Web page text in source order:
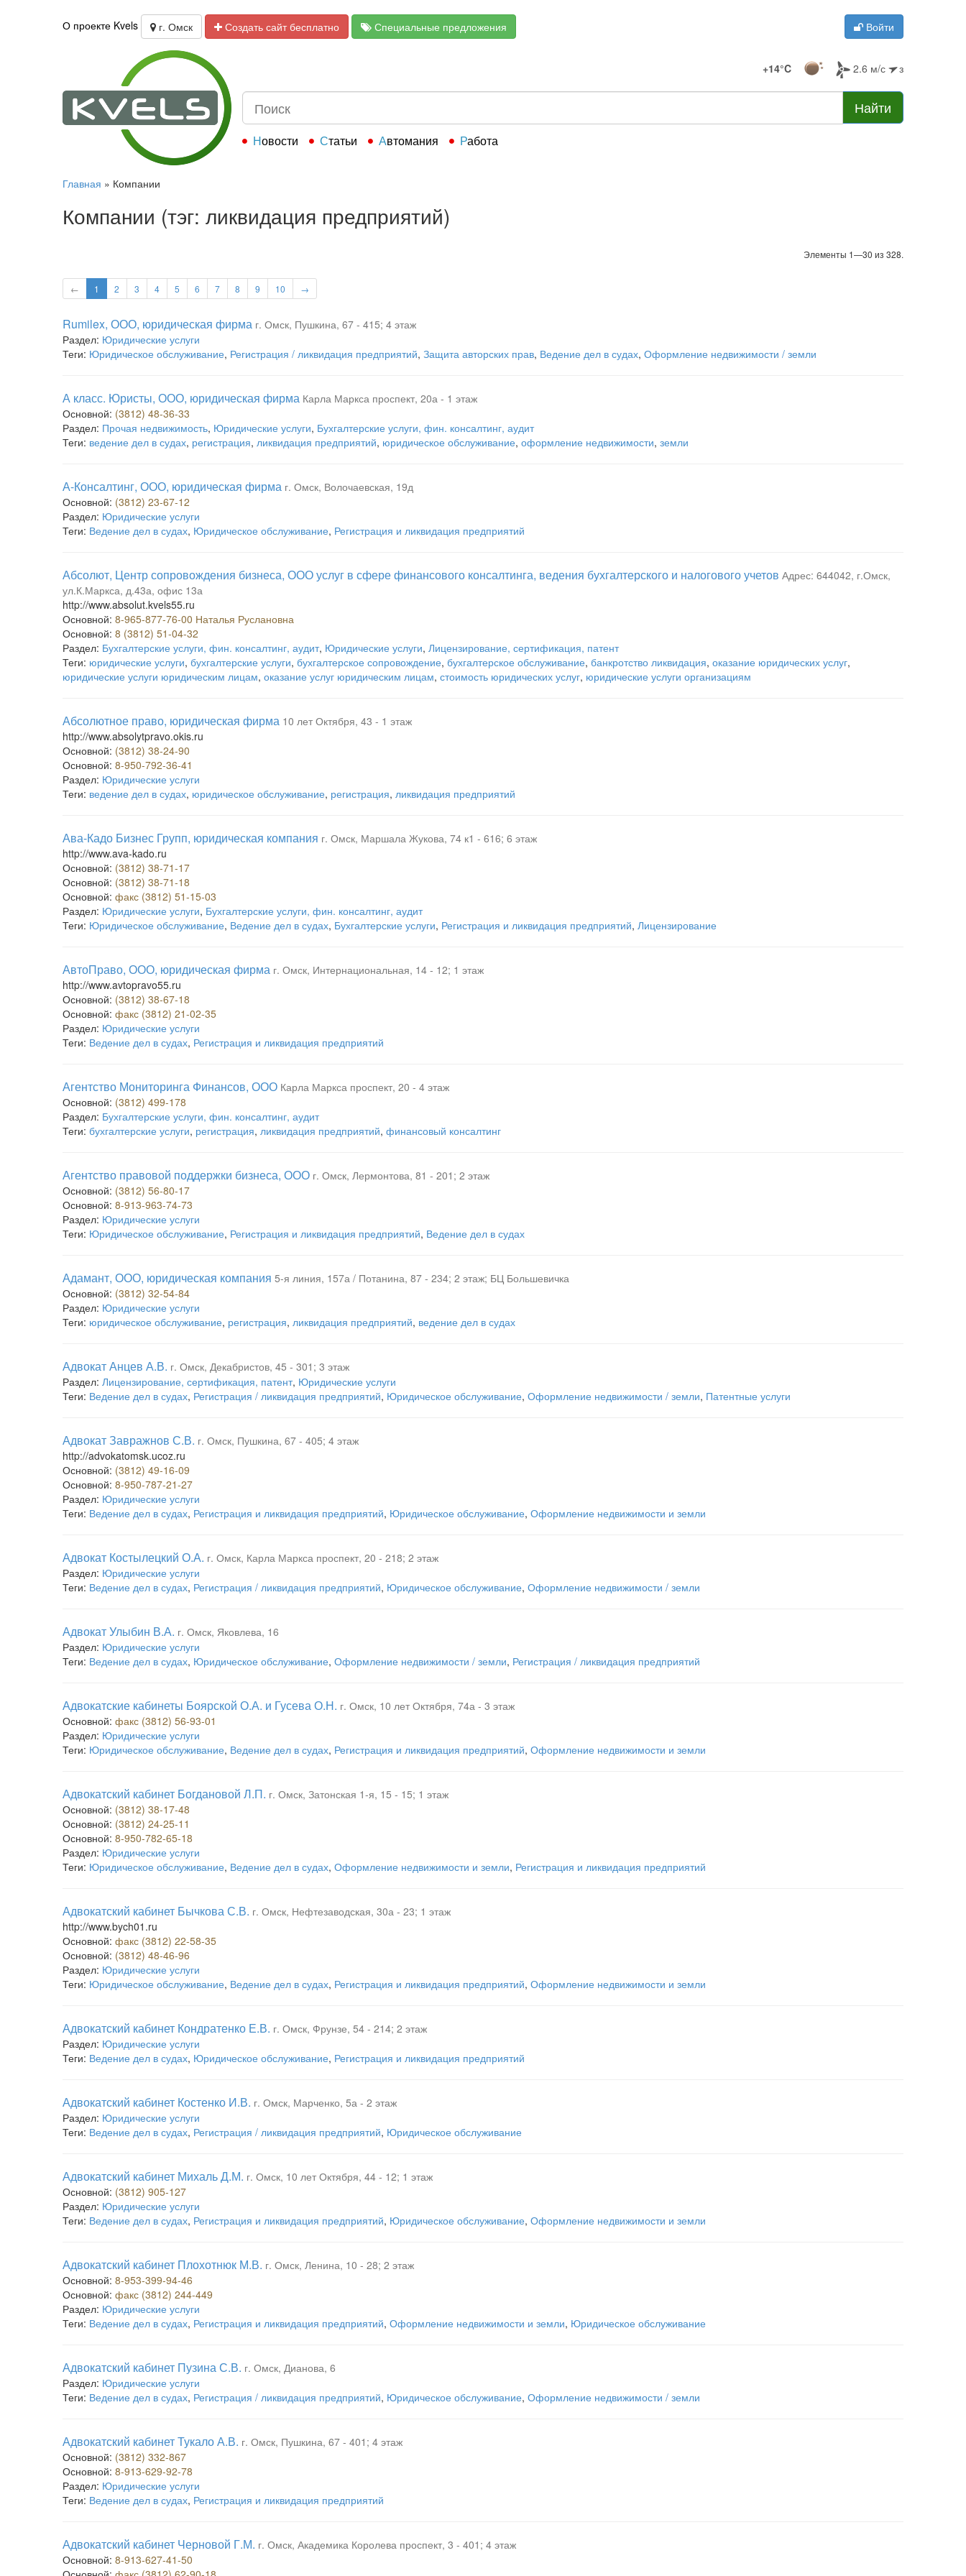
О проекте Kvels г. Омск Создать сайт бесплатно Специальные предложения Войти
+14°C 2.6 м/с з
Найти
Новости Статьи Автомания Работа
Главная » Компании
Компании (тэг: ликвидация предприятий)
Элементы 1—30 из 328.
← 1 2 3 4 5 6 7 8 9 10 →
Rumilex, ООО, юридическая фирма г. Омск, Пушкина, 67 - 415; 4 этаж
Раздел: Юридические услуги
Теги: Юридическое обслуживание, Регистрация / ликвидация предприятий, Защита авторских прав, Ведение дел в судах, Оформление недвижимости / земли
А класс. Юристы, ООО, юридическая фирма Карла Маркса проспект, 20а - 1 этаж
Основной: (3812) 48-36-33
Раздел: Прочая недвижимость, Юридические услуги, Бухгалтерские услуги, фин. консалтинг, аудит
Теги: ведение дел в судах, регистрация, ликвидация предприятий, юридическое обслуживание, оформление недвижимости, земли
А-Консалтинг, ООО, юридическая фирма г. Омск, Волочаевская, 19д
Основной: (3812) 23-67-12
Раздел: Юридические услуги
Теги: Ведение дел в судах, Юридическое обслуживание, Регистрация и ликвидация предприятий
Абсолют, Центр сопровождения бизнеса, ООО услуг в сфере финансового консалтинга, ведения бухгалтерского и налогового учетов Адрес: 644042, г.Омск,
ул.К.Маркса, д.43а, офис 13а
http://www.absolut.kvels55.ru
Основной: 8-965-877-76-00 Наталья Руслановна
Основной: 8 (3812) 51-04-32
Раздел: Бухгалтерские услуги, фин. консалтинг, аудит, Юридические услуги, Лицензирование, сертификация, патент
Теги: юридические услуги, бухгалтерские услуги, бухгалтерское сопровождение, бухгалтерское обслуживание, банкротство ликвидация, оказание юридических услуг,
юридические услуги юридическим лицам, оказание услуг юридическим лицам, стоимость юридических услуг, юридические услуги организациям
Абсолютное право, юридическая фирма 10 лет Октября, 43 - 1 этаж
http://www.absolytpravo.okis.ru
Основной: (3812) 38-24-90
Основной: 8-950-792-36-41
Раздел: Юридические услуги
Теги: ведение дел в судах, юридическое обслуживание, регистрация, ликвидация предприятий
Ава-Кадо Бизнес Групп, юридическая компания г. Омск, Маршала Жукова, 74 к1 - 616; 6 этаж
http://www.ava-kado.ru
Основной: (3812) 38-71-17
Основной: (3812) 38-71-18
Основной: факс (3812) 51-15-03
Раздел: Юридические услуги, Бухгалтерские услуги, фин. консалтинг, аудит
Теги: Юридическое обслуживание, Ведение дел в судах, Бухгалтерские услуги, Регистрация и ликвидация предприятий, Лицензирование
АвтоПраво, ООО, юридическая фирма г. Омск, Интернациональная, 14 - 12; 1 этаж
http://www.avtopravo55.ru
Основной: (3812) 38-67-18
Основной: факс (3812) 21-02-35
Раздел: Юридические услуги
Теги: Ведение дел в судах, Регистрация и ликвидация предприятий
Агентство Мониторинга Финансов, ООО Карла Маркса проспект, 20 - 4 этаж
Основной: (3812) 499-178
Раздел: Бухгалтерские услуги, фин. консалтинг, аудит
Теги: бухгалтерские услуги, регистрация, ликвидация предприятий, финансовый консалтинг
Агентство правовой поддержки бизнеса, ООО г. Омск, Лермонтова, 81 - 201; 2 этаж
Основной: (3812) 56-80-17
Основной: 8-913-963-74-73
Раздел: Юридические услуги
Теги: Юридическое обслуживание, Регистрация и ликвидация предприятий, Ведение дел в судах
Адамант, ООО, юридическая компания 5-я линия, 157а / Потанина, 87 - 234; 2 этаж; БЦ Большевичка
Основной: (3812) 32-54-84
Раздел: Юридические услуги
Теги: юридическое обслуживание, регистрация, ликвидация предприятий, ведение дел в судах
Адвокат Анцев А.В. г. Омск, Декабристов, 45 - 301; 3 этаж
Раздел: Лицензирование, сертификация, патент, Юридические услуги
Теги: Ведение дел в судах, Регистрация / ликвидация предприятий, Юридическое обслуживание, Оформление недвижимости / земли, Патентные услуги
Адвокат Завражнов С.В. г. Омск, Пушкина, 67 - 405; 4 этаж
http://advokatomsk.ucoz.ru
Основной: (3812) 49-16-09
Основной: 8-950-787-21-27
Раздел: Юридические услуги
Теги: Ведение дел в судах, Регистрация и ликвидация предприятий, Юридическое обслуживание, Оформление недвижимости и земли
Адвокат Костылецкий О.А. г. Омск, Карла Маркса проспект, 20 - 218; 2 этаж
Раздел: Юридические услуги
Теги: Ведение дел в судах, Регистрация / ликвидация предприятий, Юридическое обслуживание, Оформление недвижимости / земли
Адвокат Улыбин В.А. г. Омск, Яковлева, 16
Раздел: Юридические услуги
Теги: Ведение дел в судах, Юридическое обслуживание, Оформление недвижимости / земли, Регистрация / ликвидация предприятий
Адвокатские кабинеты Боярской О.А. и Гусева О.Н. г. Омск, 10 лет Октября, 74а - 3 этаж
Основной: факс (3812) 56-93-01
Раздел: Юридические услуги
Теги: Юридическое обслуживание, Ведение дел в судах, Регистрация и ликвидация предприятий, Оформление недвижимости и земли
Адвокатский кабинет Богдановой Л.П. г. Омск, Затонская 1-я, 15 - 15; 1 этаж
Основной: (3812) 38-17-48
Основной: (3812) 24-25-11
Основной: 8-950-782-65-18
Раздел: Юридические услуги
Теги: Юридическое обслуживание, Ведение дел в судах, Оформление недвижимости и земли, Регистрация и ликвидация предприятий
Адвокатский кабинет Бычкова С.В. г. Омск, Нефтезаводская, 30а - 23; 1 этаж
http://www.bych01.ru
Основной: факс (3812) 22-58-35
Основной: (3812) 48-46-96
Раздел: Юридические услуги
Теги: Юридическое обслуживание, Ведение дел в судах, Регистрация и ликвидация предприятий, Оформление недвижимости и земли
Адвокатский кабинет Кондратенко Е.В. г. Омск, Фрунзе, 54 - 214; 2 этаж
Раздел: Юридические услуги
Теги: Ведение дел в судах, Юридическое обслуживание, Регистрация и ликвидация предприятий
Адвокатский кабинет Костенко И.В. г. Омск, Марченко, 5а - 2 этаж
Раздел: Юридические услуги
Теги: Ведение дел в судах, Регистрация / ликвидация предприятий, Юридическое обслуживание
Адвокатский кабинет Михаль Д.М. г. Омск, 10 лет Октября, 44 - 12; 1 этаж
Основной: (3812) 905-127
Раздел: Юридические услуги
Теги: Ведение дел в судах, Регистрация и ликвидация предприятий, Юридическое обслуживание, Оформление недвижимости и земли
Адвокатский кабинет Плохотнюк М.В. г. Омск, Ленина, 10 - 28; 2 этаж
Основной: 8-953-399-94-46
Основной: факс (3812) 244-449
Раздел: Юридические услуги
Теги: Ведение дел в судах, Регистрация и ликвидация предприятий, Оформление недвижимости и земли, Юридическое обслуживание
Адвокатский кабинет Пузина С.В. г. Омск, Дианова, 6
Раздел: Юридические услуги
Теги: Ведение дел в судах, Регистрация / ликвидация предприятий, Юридическое обслуживание, Оформление недвижимости / земли
Адвокатский кабинет Тукало А.В. г. Омск, Пушкина, 67 - 401; 4 этаж
Основной: (3812) 332-867
Основной: 8-913-629-92-78
Раздел: Юридические услуги
Теги: Ведение дел в судах, Регистрация и ликвидация предприятий
Адвокатский кабинет Черновой Г.М. г. Омск, Академика Королева проспект, 3 - 401; 4 этаж
Основной: 8-913-627-41-50